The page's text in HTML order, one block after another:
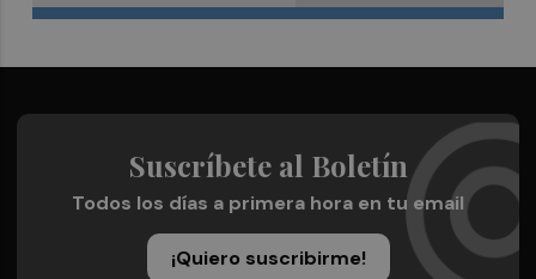
Suscríbete al Boletín
Todos los días a primera hora en tu email
¡Quiero suscribirme!